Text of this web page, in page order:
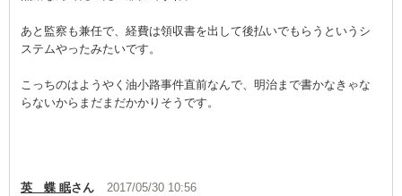
あと監察も兼任で、経費は領収書を出して後払いでもらうというシ
ステムやったみたいです。
こっちのはようやく油小路事件直前なんで、明治まで書かなきゃな
らないからまだまだかかりそうです。
英 蝶 眠さん 2017/05/30 10:56